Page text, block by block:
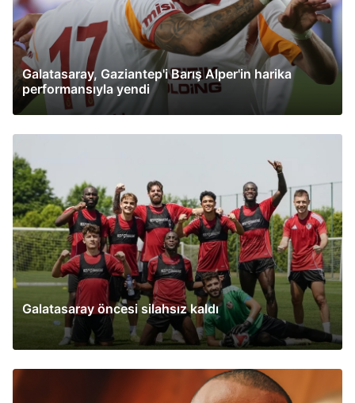
Galatasaray, Gaziantep'i Barış Alper'in harika
performansıyla yendi
Galatasaray öncesi silahsız kaldı